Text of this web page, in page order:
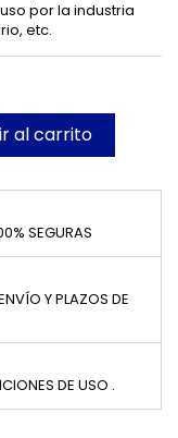
por la industria
etc.
al carrito
SEGURAS
Y PLAZOS DE
DE USO .